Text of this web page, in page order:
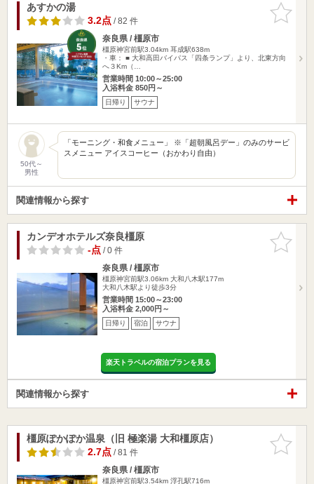
お気に入
りに追加
あすかの湯
3.2点/ 82 件
奈良県 / 橿原市
橿原神宮前駅3.04km 耳成駅638m
・車： ■ 大和高田バイパス「四条ランプ」より、北東方向
へ３Km（…
営業時間 10:00～25:00
入浴料金 850円～
日帰り サウナ
50代～
男性
「モーニング・和食メニュー」 ※「超朝風呂デー」のみのサービ
スメニュー アイスコーヒー（おかわり自由）
関連情報から探す
お気に入
りに追加
カンデオホテルズ奈良橿原
-点/ 0 件
奈良県 / 橿原市
橿原神宮前駅3.06km 大和八木駅177m
大和八木駅より徒歩3分
営業時間 15:00～23:00
入浴料金 2,000円～
日帰り 宿泊 サウナ
楽天トラベルの宿泊プランを見る
関連情報から探す
お気に入
りに追加
橿原ぽかぽか温泉（旧 極楽湯 大和橿原店）
2.7点/ 81 件
奈良県 / 橿原市
橿原神宮前駅3.54km 浮孔駅716m